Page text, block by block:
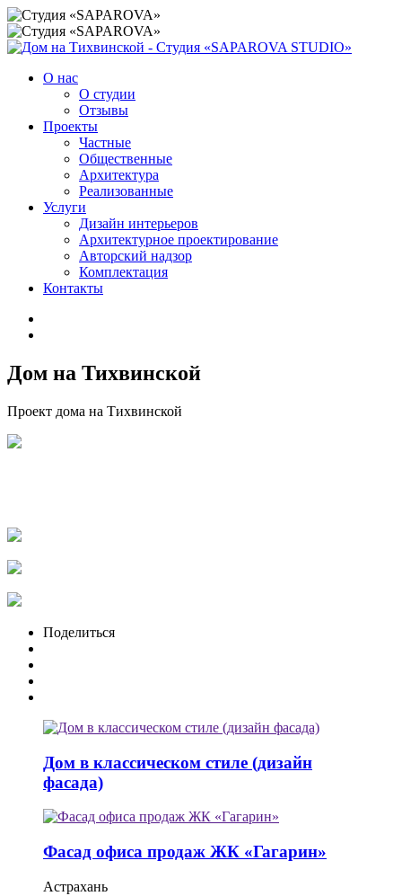
О нас
О студии
Отзывы
Проекты
Частные
Общественные
Архитектура
Реализованные
Услуги
Дизайн интерьеров
Архитектурное проектирование
Авторский надзор
Комплектация
Контакты
Дом на Тихвинской
Проект дома на Тихвинской
Поделиться
Дом в классическом стиле (дизайн
фасада)
Фасад офиса продаж ЖК «Гагарин»
Астрахань